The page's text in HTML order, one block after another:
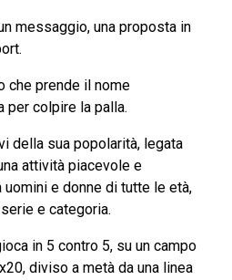
messaggio, una proposta in
che prende il nome
per colpire la palla.
della sua popolarità, legata
attività piacevole e
e donne di tutte le età,
e categoria.
in 5 contro 5, su un campo
diviso a metà da una linea